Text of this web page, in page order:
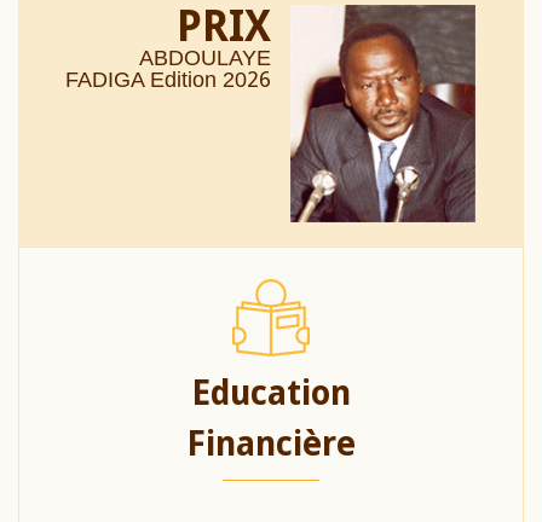
PRIX
ABDOULAYE
FADIGA Edition 2026
Education
Financière